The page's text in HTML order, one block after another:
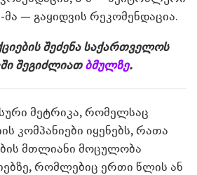
— გაყიდვის რეკომენდაცია.
შეძენა საქართველოს
შეგიძლიათბმულზე.
მეტრიკა, რომელსაც
კომპანიები იყენებს, რათა
მთლიანი მოცულობა
რომლებიც ერთი წლის ან